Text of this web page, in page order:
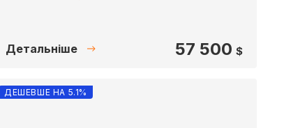
Детальніше 57 500 $
ДЕШЕВШЕ НА 5.1%